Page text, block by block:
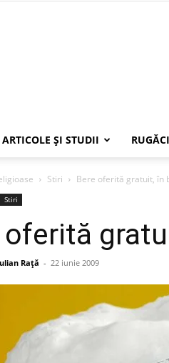
ARTICOLE ŞI STUDII
Stiri Bere oferită gratuit, în
Stiri
oferită
Raţă - 22 iunie 2009